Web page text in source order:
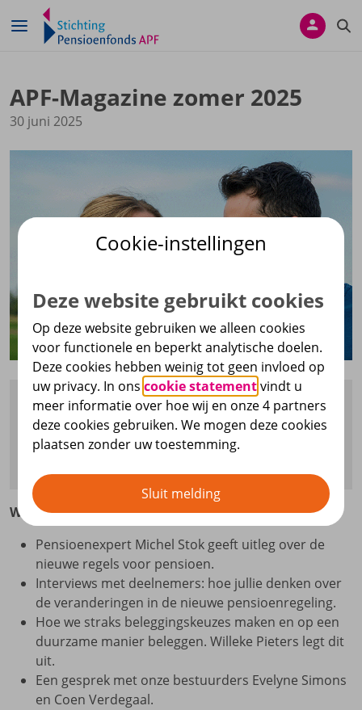
Navigatie overslaan
APF-Magazine zomer 2025
30 juni 2025
In het APF-magazine leggen wij je uit wat er voor
je gaat veranderen als op 1 juli 2026 onze nieuwe
pensioenregeling van start gaat.
Wat lees je verder in ons APF-magazine?
Pensioenexpert Michel Stok geeft uitleg over de
nieuwe regels voor pensioen.
Interviews met deelnemers: hoe jullie denken over
de veranderingen in de nieuwe pensioenregeling.
Hoe we straks beleggingskeuzes maken en op een
duurzame manier beleggen. Willeke Pieters legt dit
uit.
Een gesprek met onze bestuurders Evelyne Simons
en Coen Verdegaal.
Cookie-instellingen
Deze website gebruikt cookies
Op deze website gebruiken we alleen cookies
voor functionele en beperkt analytische doelen.
Deze cookies hebben weinig tot geen invloed op
uw privacy. In onscookie statementvindt u
meer informatie over hoe wij en onze 4 partners
deze cookies gebruiken. We mogen deze cookies
plaatsen zonder uw toestemming.
Sluit melding